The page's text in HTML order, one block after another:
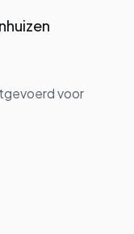
voor